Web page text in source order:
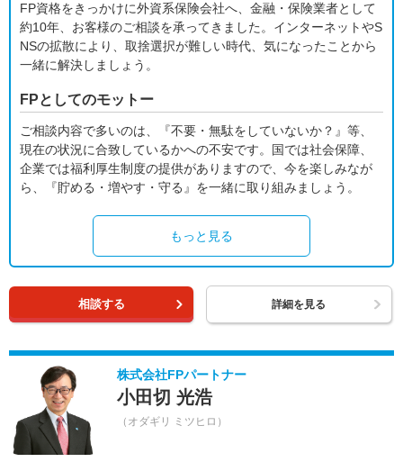
FP資格をきっかけに外資系保険会社へ、金融・保険業者として
約10年、お客様のご相談を承ってきました。インターネットやS
NSの拡散により、取捨選択が難しい時代、気になったことから
一緒に解決しましょう。
FPとしてのモットー
ご相談内容で多いのは、『不要・無駄をしていないか？』等、
現在の状況に合致しているかへの不安です。国では社会保障、
企業では福利厚生制度の提供がありますので、今を楽しみなが
ら、『貯める・増やす・守る』を一緒に取り組みましょう。
もっと見る
相談する 詳細を見る
株式会社FPパートナー
小田切 光浩
（オダギリ ミツヒロ）